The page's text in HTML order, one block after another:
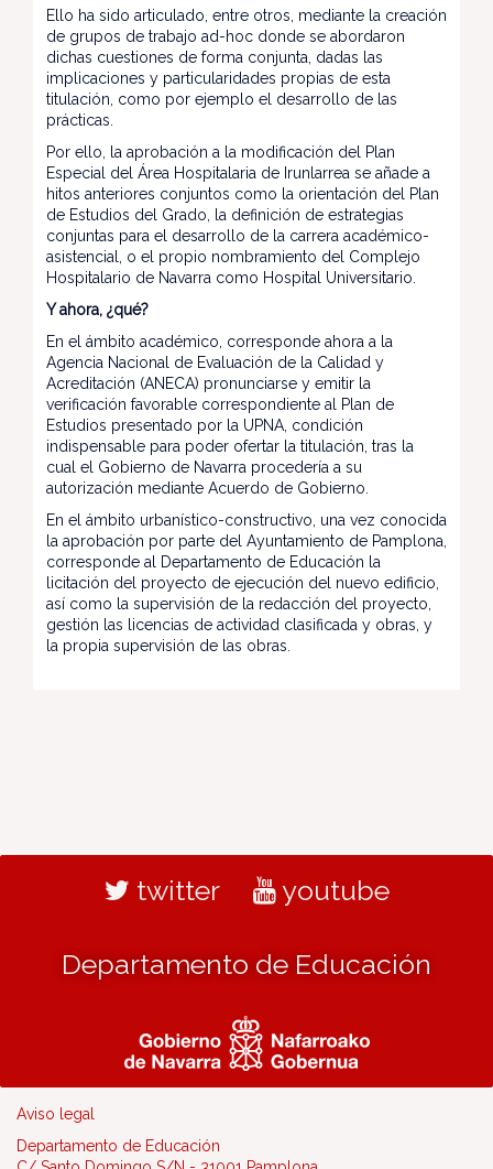
Ello ha sido articulado, entre otros, mediante la creación
de grupos de trabajo ad-hoc donde se abordaron
dichas cuestiones de forma conjunta, dadas las
implicaciones y particularidades propias de esta
titulación, como por ejemplo el desarrollo de las
prácticas.
Por ello, la aprobación a la modificación del Plan
Especial del Área Hospitalaria de Irunlarrea se añade a
hitos anteriores conjuntos como la orientación del Plan
de Estudios del Grado, la definición de estrategias
conjuntas para el desarrollo de la carrera académico-
asistencial, o el propio nombramiento del Complejo
Hospitalario de Navarra como Hospital Universitario.
Y ahora, ¿qué?
En el ámbito académico, corresponde ahora a la
Agencia Nacional de Evaluación de la Calidad y
Acreditación (ANECA) pronunciarse y emitir la
verificación favorable correspondiente al Plan de
Estudios presentado por la UPNA, condición
indispensable para poder ofertar la titulación, tras la
cual el Gobierno de Navarra procedería a su
autorización mediante Acuerdo de Gobierno.
En el ámbito urbanístico-constructivo, una vez conocida
la aprobación por parte del Ayuntamiento de Pamplona,
corresponde al Departamento de Educación la
licitación del proyecto de ejecución del nuevo edificio,
así como la supervisión de la redacción del proyecto,
gestión las licencias de actividad clasificada y obras, y
la propia supervisión de las obras.
twitter youtube
Departamento de Educación
Aviso legal
Departamento de Educación